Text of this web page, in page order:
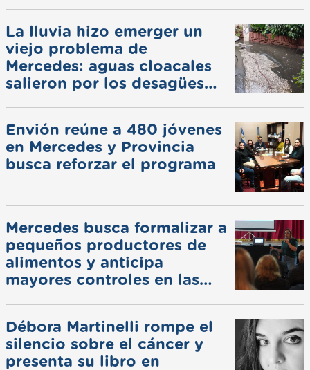
La lluvia hizo emerger un
viejo problema de
Mercedes: aguas cloacales
salieron por los desagües
Envión reúne a 480 jóvenes
en Mercedes y Provincia
busca reforzar el programa
Mercedes busca formalizar a
pequeños productores de
alimentos y anticipa
mayores controles en las
Débora Martinelli rompe el
silencio sobre el cáncer y
presenta su libro en